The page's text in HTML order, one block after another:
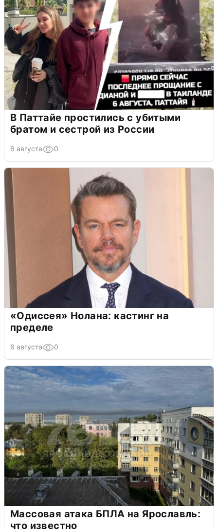
В Паттайе простились с убитыми
братом и сестрой из России
6 августа 0
«Одиссея» Нолана: кастинг на
пределе
6 августа 0
Массовая атака БПЛА на Ярославль:
что известно